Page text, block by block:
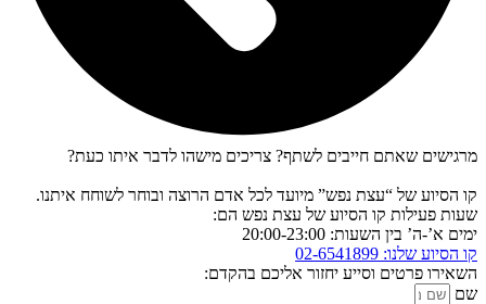
מרגישים שאתם חייבים לשתף? צריכים מישהו לדבר איתו כעת?
קו הסיוע של “עצת נפש” מיועד לכל אדם הרוצה ובוחר לשוחח איתנו.
שעות פעילות קו הסיוע של עצת נפש הם:
ימים א’-ה’ בין השעות: 20:00-23:00
קו הסיוע שלנו: 02-6541899
השאירו פרטים וסייע יחזור אליכם בהקדם:
שם